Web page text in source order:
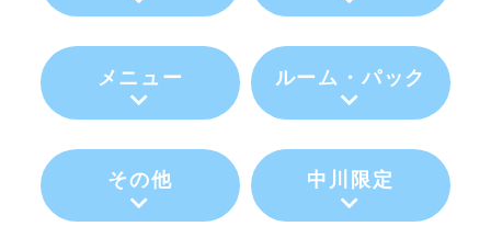
メニュー ルーム・パック
その他 中川限定